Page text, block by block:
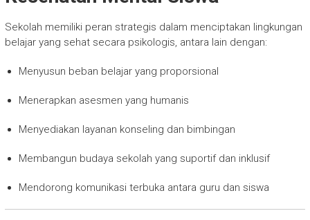
Sekolah memiliki peran strategis dalam menciptakan lingkungan
belajar yang sehat secara psikologis, antara lain dengan:
Menyusun beban belajar yang proporsional
Menerapkan asesmen yang humanis
Menyediakan layanan konseling dan bimbingan
Membangun budaya sekolah yang suportif dan inklusif
Mendorong komunikasi terbuka antara guru dan siswa